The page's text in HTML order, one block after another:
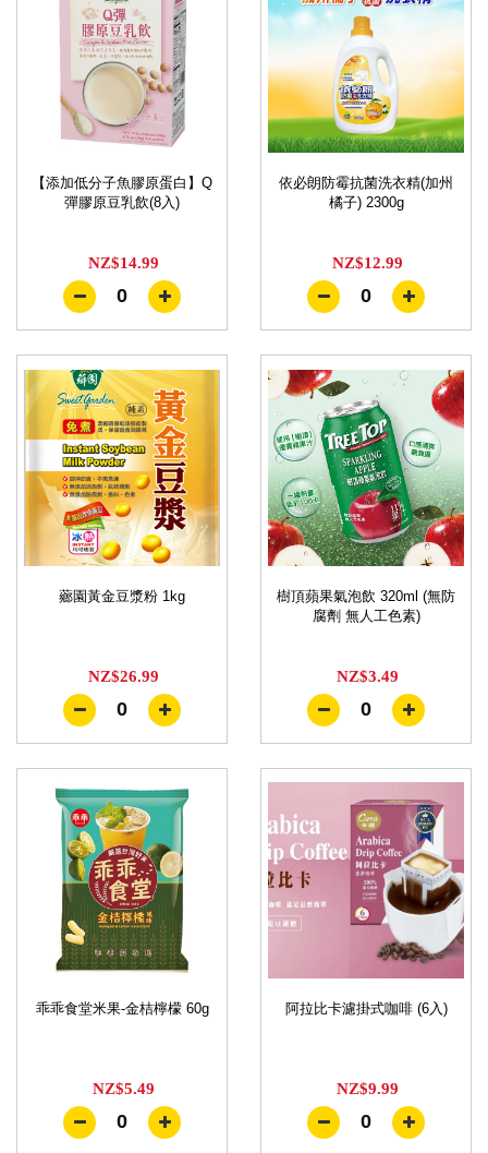
【添加低分子魚膠原蛋白】Q
彈膠原豆乳飲(8入)
NZ$14.99
0
依必朗防霉抗菌洗衣精(加州
橘子) 2300g
NZ$12.99
0
薌園黃金豆漿粉 1kg
NZ$26.99
0
樹頂蘋果氣泡飲 320ml (無防
腐劑 無人工色素)
NZ$3.49
0
乖乖食堂米果-金桔檸檬 60g
NZ$5.49
0
阿拉比卡濾掛式咖啡 (6入)
NZ$9.99
0